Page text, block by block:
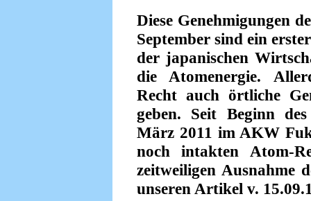
Diese Genehmigungen
September sind ein
der japanischen
die Atomenergie.
Recht auch örtliche
geben. Seit Beginn
März 2011 im AKW
noch intakten Atom-
zeitweiligen Ausnahme
unseren Artikel v.